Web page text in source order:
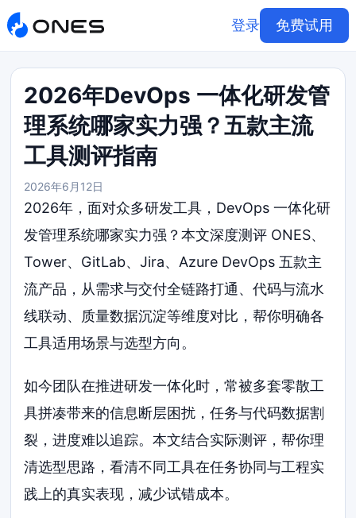
登录 免费试用
2026年DevOps 一体化研发管
理系统哪家实力强？五款主流
工具测评指南
2026年6月12日
2026年，面对众多研发工具，DevOps 一体化研
发管理系统哪家实力强？本文深度测评 ONES、
Tower、GitLab、Jira、Azure DevOps 五款主
流产品，从需求与交付全链路打通、代码与流水
线联动、质量数据沉淀等维度对比，帮你明确各
工具适用场景与选型方向。
如今团队在推进研发一体化时，常被多套零散工
具拼凑带来的信息断层困扰，任务与代码数据割
裂，进度难以追踪。本文结合实际测评，帮你理
清选型思路，看清不同工具在任务协同与工程实
践上的真实表现，减少试错成本。